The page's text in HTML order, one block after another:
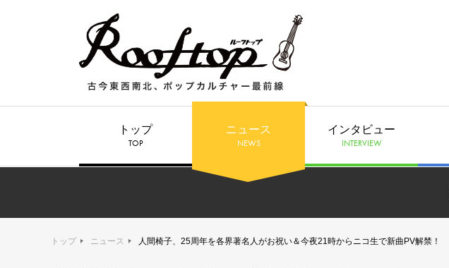
トップ
TOP
ニュース
NEWS
インタビュー
INTERVIEW
トップ ニュース 人間椅子、25周年を各界著名人がお祝い＆今夜21時からニコ生で新曲PV解禁！